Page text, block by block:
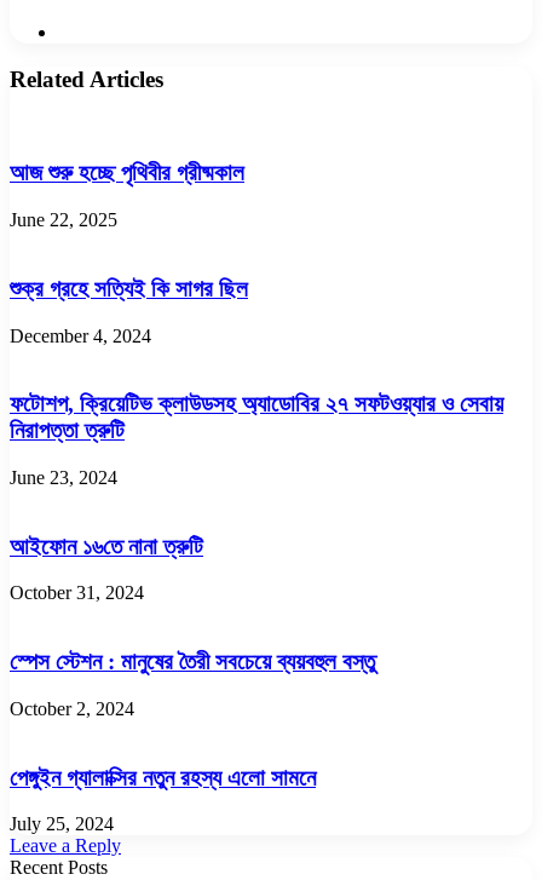
Related Articles
আজ শুরু হচ্ছে পৃথিবীর গ্রীষ্মকাল
June 22, 2025
শুক্র গ্রহে সত্যিই কি সাগর ছিল
December 4, 2024
ফটোশপ, ক্রিয়েটিভ ক্লাউডসহ অ্যাডোবির ২৭ সফটওয়্যার ও সেবায়
নিরাপত্তা ত্রুটি
June 23, 2024
আইফোন ১৬তে নানা ত্রুটি
October 31, 2024
স্পেস স্টেশন : মানুষের তৈরী সবচেয়ে ব্যয়বহুল বস্তু
October 2, 2024
পেঙ্গুইন গ্যালাক্সির নতুন রহস্য এলো সামনে
July 25, 2024
Leave a Reply
Recent Posts